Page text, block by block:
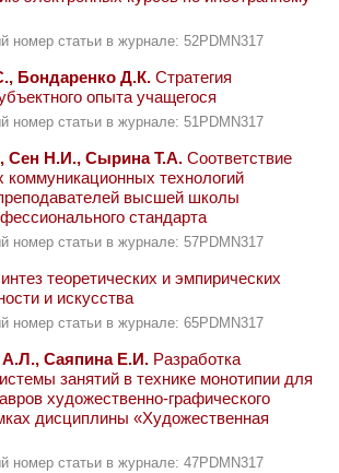
номер статьи в журнале: 52PDMN317
Бондаренко Д.К. Стратегия
опыта учащегося
номер статьи в журнале: 51PDMN317
Сен Н.И., Сырина Т.А. Соответствие
технологий
высшей школы
стандарта
номер статьи в журнале: 57PDMN317
теоретических и эмпирических
и искусства
номер статьи в журнале: 65PDMN317
Саяпина Е.И. Разработка
занятий в технике монотипии для
художественно-графического
дисциплины «Художественная
номер статьи в журнале: 47PDMN317